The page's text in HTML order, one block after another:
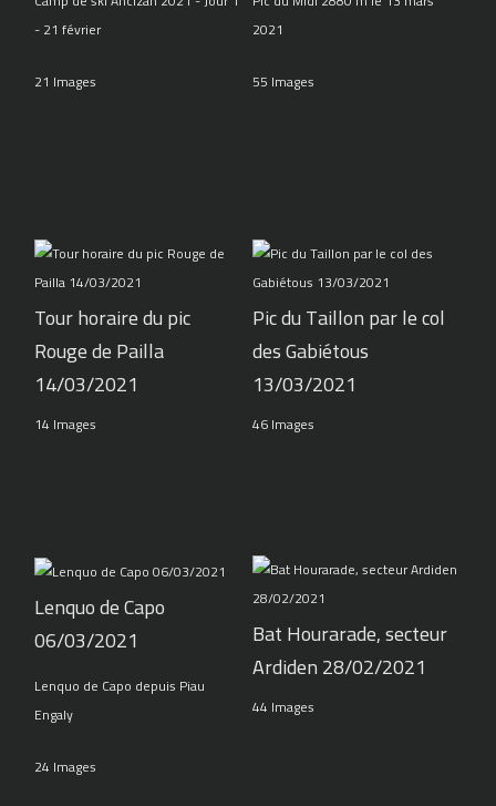
- 21 février
21 Images
2021
55 Images
Tour horaire du pic
Rouge de Pailla
14/03/2021
14 Images
Pic du Taillon par le col
des Gabiétous
13/03/2021
46 Images
Lenquo de Capo
06/03/2021
Lenquo de Capo depuis Piau
Engaly
24 Images
Bat Hourarade, secteur
Ardiden 28/02/2021
44 Images